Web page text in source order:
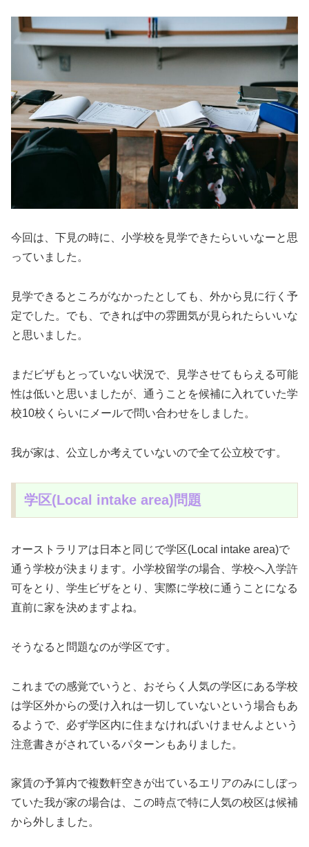
今回は、下見の時に、小学校を見学できたらいいなーと思
っていました。
見学できるところがなかったとしても、外から見に行く予
定でした。でも、できれば中の雰囲気が見られたらいいな
と思いました。
まだビザもとっていない状況で、見学させてもらえる可能
性は低いと思いましたが、通うことを候補に入れていた学
校10校くらいにメールで問い合わせをしました。
我が家は、公立しか考えていないので全て公立校です。
学区(Local intake area)問題
オーストラリアは日本と同じで学区(Local intake area)で
通う学校が決まります。小学校留学の場合、学校へ入学許
可をとり、学生ビザをとり、実際に学校に通うことになる
直前に家を決めますよね。
そうなると問題なのが学区です。
これまでの感覚でいうと、おそらく人気の学区にある学校
は学区外からの受け入れは一切していないという場合もあ
るようで、必ず学区内に住まなければいけませんよという
注意書きがされているパターンもありました。
家賃の予算内で複数軒空きが出ているエリアのみにしぼっ
ていた我が家の場合は、この時点で特に人気の校区は候補
から外しました。